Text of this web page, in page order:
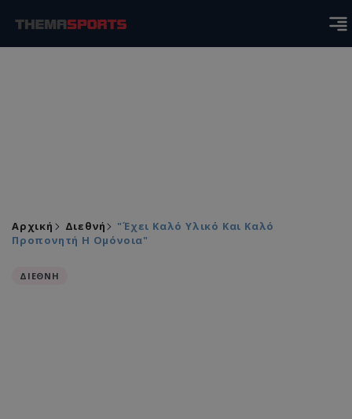
Αρχική Διεθνή
"Έχει Καλό Υλικό Και Καλό
Προπονητή Η Ομόνοια"
ΔΙΕΘΝΗ